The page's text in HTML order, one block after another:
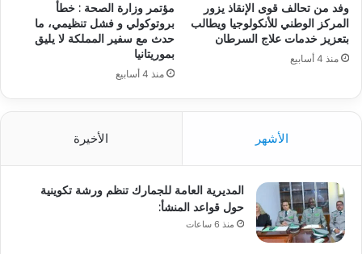
وفد من تحالف قوى الإنقاذ يزور
المركز الوطني للأنكولوجيا ويطالب
بتعزيز خدمات علاج السرطان
منذ 4 أسابيع
مؤتمر وزارة الصحة : خطأ
بروتوكولي و فشل تنظيمي، ما
حدث مع سفير المملكة لا يليق
بموريتانيا
منذ 4 أسابيع
الأشهر الأخيرة
المديرية العامة للجمارك تنظم ورشة تكوينية
حول قواعد المنشأ:
منذ 6 ساعات